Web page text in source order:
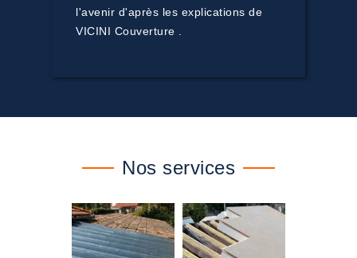
l'avenir d'après les explications de
VICINI Couverture .
Nos services